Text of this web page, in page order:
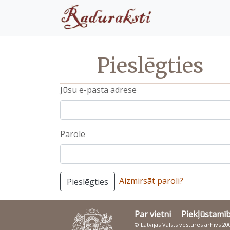
Pieslēgties
Jūsu e-pasta adrese
Parole
Pieslēgties Aizmirsāt paroli?
Par vietni
© Latvijas Valsts vēstures arhīvs